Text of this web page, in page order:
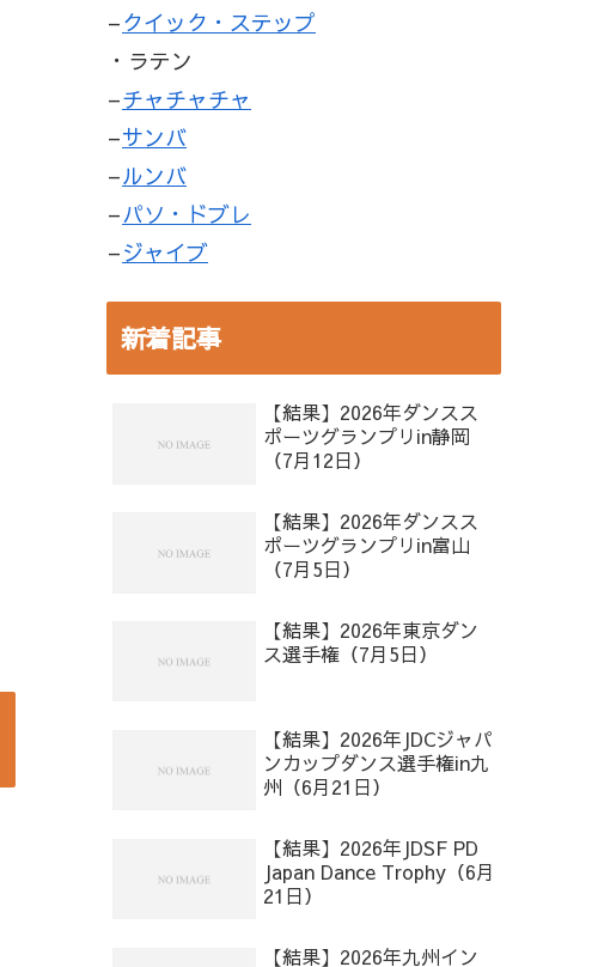
–クイック・ステップ
・ラテン
–チャチャチャ
–サンバ
–ルンバ
–パソ・ドブレ
–ジャイブ
新着記事
【結果】2026年ダンスス
ポーツグランプリin静岡
（7月12日）
【結果】2026年ダンスス
ポーツグランプリin富山
（7月5日）
【結果】2026年東京ダン
ス選手権（7月5日）
【結果】2026年JDCジャパ
ンカップダンス選手権in九
州（6月21日）
【結果】2026年JDSF PD
Japan Dance Trophy（6月
21日）
【結果】2026年九州イン